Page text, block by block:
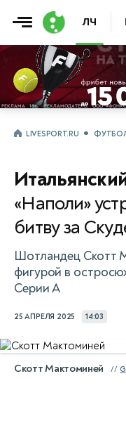
ЛЧ
LIVESPORT.RU
«Наполи»
битву за
Шотландец Скотт
фигурой в
Серии А
25 АПРЕЛЯ 2025 14:03
Скотт Мактоминей